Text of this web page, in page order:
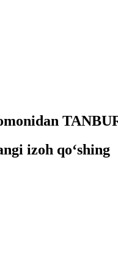
izoh qo‘shing